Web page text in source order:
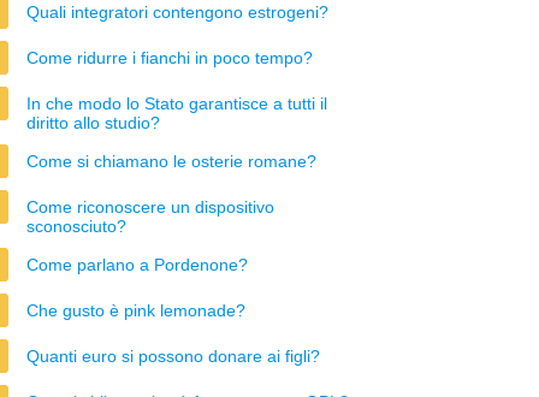
Quali integratori contengono estrogeni?
Come ridurre i fianchi in poco tempo?
In che modo lo Stato garantisce a tutti il
diritto allo studio?
Come si chiamano le osterie romane?
Come riconoscere un dispositivo
sconosciuto?
Come parlano a Pordenone?
Che gusto è pink lemonade?
Quanti euro si possono donare ai figli?